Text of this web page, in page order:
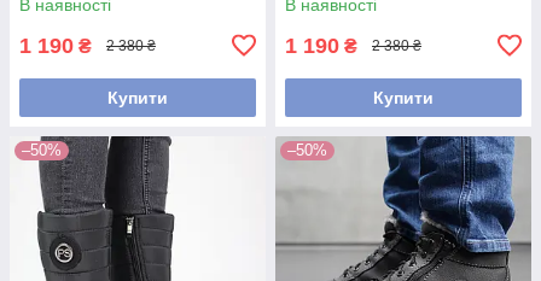
В наявності
1 190 ₴ 2 380 ₴
Купити
В наявності
1 190 ₴ 2 380 ₴
Купити
–50% –50%